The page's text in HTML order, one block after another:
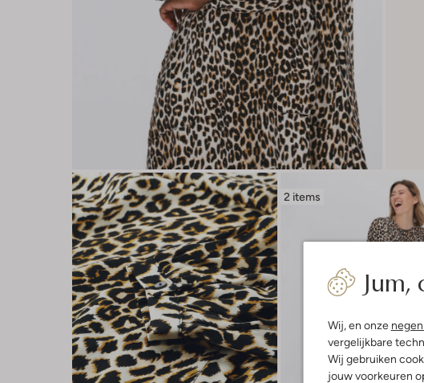
Jum,
Wij, en onze
vergelijkbare
Wij gebruiken
jouw voorkeuren
2 items